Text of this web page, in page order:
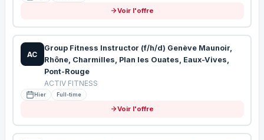
Voir l'offre
AC
Group Fitness Instructor (f/h/d) Genève Maunoir,
Rhône, Charmilles, Plan les Ouates, Eaux-Vives,
Pont-Rouge
ACTIV FITNESS
Hier Full-time
Voir l'offre